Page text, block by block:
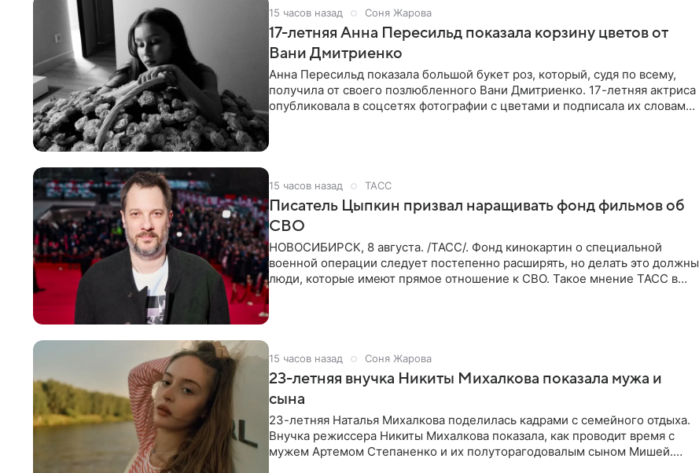
15 часов назад Соня Жарова
17-летняя Анна Пересильд показала корзину цветов от
Вани Дмитриенко
Анна Пересильд показала большой букет роз, который, судя по всему,
получилa от своего позлюбленного Вани Дмитриенко. 17-летняя актриса
опубликовала в соцсетях фотографии с цветами и подписала их словами:
15 часов назад ТАСС
Писатель Цыпкин призвал наращивать фонд фильмов об
СВО
НОВОСИБИРСК, 8 августа. /ТАСС/. Фонд кинокартин о специальной
военной операции следует постепенно расширять, но делать это должны
люди, которые имеют прямое отношение к СВО. Такое мнение ТАСС в
15 часов назад Соня Жарова
23-летняя внучка Никиты Михалкова показала мужа и
сына
23-летняя Наталья Михалкова поделилась кадрами с семейного отдыха.
Внучка режиссера Никиты Михалкова показала, как проводит время с
мужем Артемом Степаненко и их полуторагодовалым сыном Мишей.